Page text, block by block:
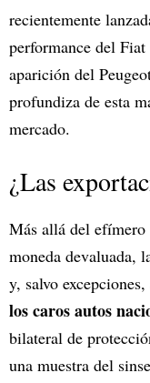
recientemente
performance del
aparición del
profundiza de esta
mercado.
¿Las
Más allá del efímero
moneda devaluada,
y, salvo excepciones,
los caros autos
bilateral de
una muestra del